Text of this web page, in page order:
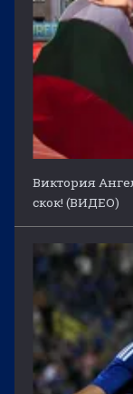
Виктория
скок! (ВИДЕО)